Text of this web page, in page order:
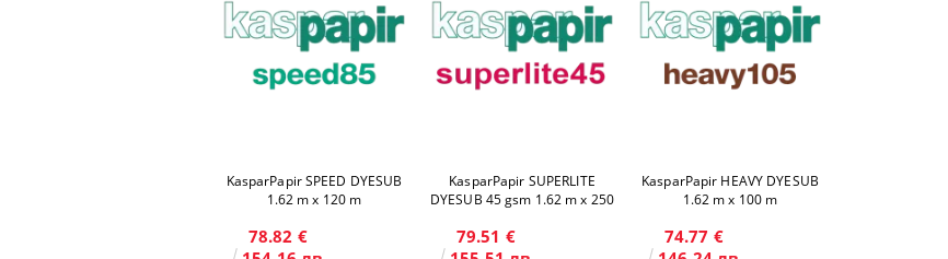
KasparPapir SPEED DYESUB
1.62 m x 120 m
78.82 €
KasparPapir SUPERLITE
DYESUB 45 gsm 1.62 m x 250
79.51 €
KasparPapir HEAVY DYESUB
1.62 m x 100 m
74.77 €